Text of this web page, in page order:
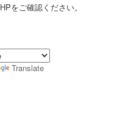
をご確認ください。
Translate